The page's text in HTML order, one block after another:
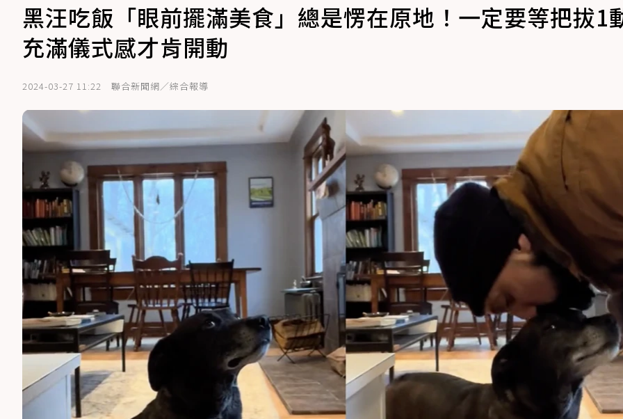
黑汪吃飯「眼前擺滿美食」總是愣在原地！一定要等把拔1
充滿儀式感才肯開動
2024-03-27 11:22 聯合新聞網／綜合報導